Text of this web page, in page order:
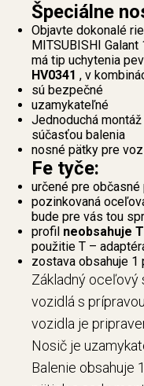
Špeciálne
Objavte dokonalé
MITSUBISHI
má tip uchytenia
HV0341 , v
sú bezpečné
uzamykateľné
Jednoduchá
súčasťou balenia
nosné pätky pre
Fe tyče:
určené pre občasné
pozinkovaná
bude pre vás tou
profil neobsahuje
použitie T –
zostava obsahuje 1
Základný oceľový
vozidlá s
vozidla je
Nosič je
Balenie obsahuje